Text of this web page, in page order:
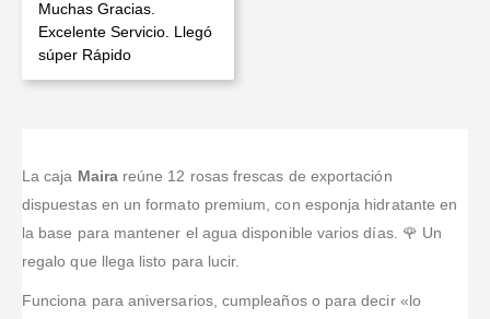
Valorado en5 de 5
Muchas Gracias.
Excelente Servicio. Llegó
súper Rápido
La caja Mairareúne 12 rosas frescas de exportación
dispuestas en un formato premium, con esponja hidratante en
la base para mantener el agua disponible varios días. 🌹 Un
regalo que llega listo para lucir.
Funciona para aniversarios, cumpleaños o para decir «lo